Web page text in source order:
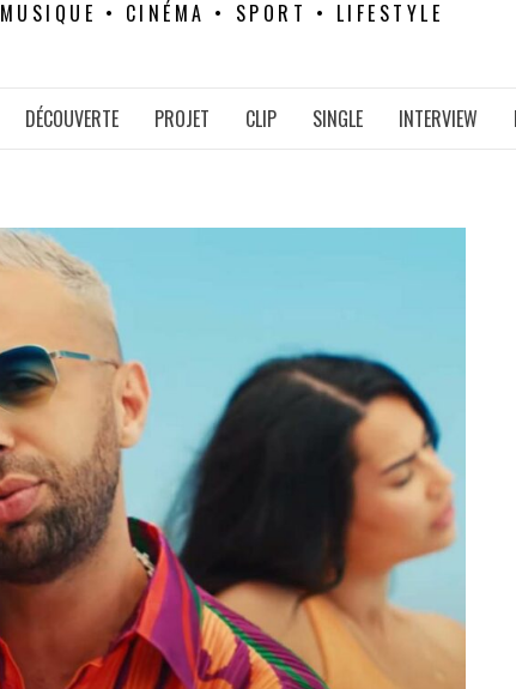
MUSIQUE • CINÉMA • SPORT • LIFESTYLE
DÉCOUVERTE PROJET CLIP SINGLE INTERVIEW